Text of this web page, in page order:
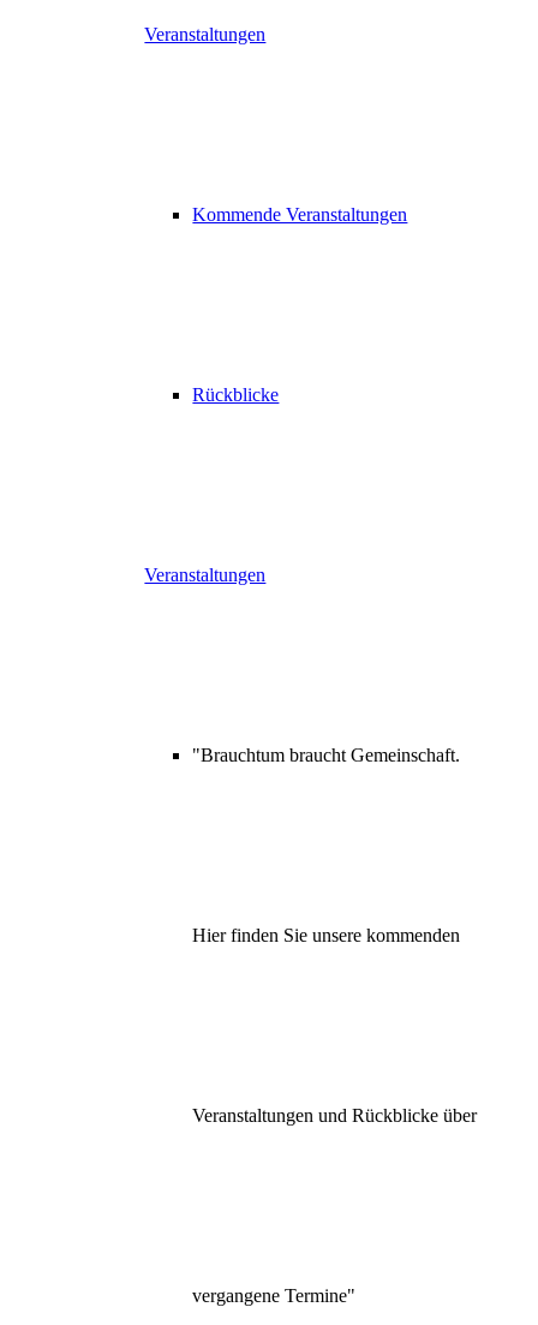
Veranstaltungen
Kommende Veranstaltungen
Rückblicke
Veranstaltungen
"Brauchtum braucht Gemeinschaft.
Hier finden Sie unsere kommenden
Veranstaltungen und Rückblicke über
vergangene Termine"